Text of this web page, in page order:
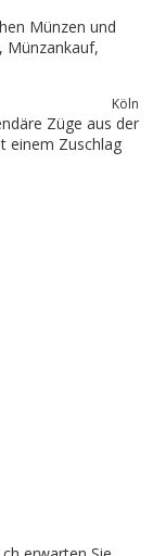
Münzen und
Köln
Züge aus der
einem Zuschlag